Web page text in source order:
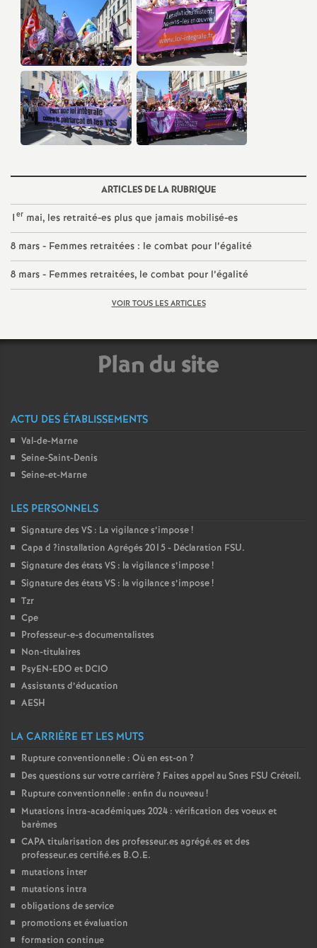
é
O
r
l
é
a
n
s
o
r
ARTICLES DE LA RUBRIQUE
1er mai, les retraité-es plus que jamais mobilisé-es
8 mars - Femmes retraitées : le combat pour l’égalité
8 mars - Femmes retraitées, le combat pour l’égalité
VOIR TOUS LES ARTICLES
Plan du site
ACTU DES ÉTABLISSEMENTS
Val-de-Marne
Seine-Saint-Denis
Seine-et-Marne
LES PERSONNELS
Signature des VS : La vigilance s’impose!
Capa d ?installation Agrégés 2015 - Déclaration FSU.
Signature des états VS : la vigilance s’impose!
Signature des états VS : la vigilance s’impose!
Tzr
Cpe
Professeur-e-s documentalistes
Non-titulaires
PsyEN-EDO et DCIO
Assistants d’éducation
AESH
LA CARRIÈRE ET LES MUTS
Rupture conventionnelle : Où en est-on ?
Des questions sur votre carrière? Faites appel au Snes FSU Créteil.
Rupture conventionnelle : enfin du nouveau!
Mutations intra-académiques 2024 : vérification des voeux et
barèmes
CAPAtitularisation des professeur.es agrégé.es et des
professeur.es certifié.es B.O.E.
mutations inter
mutations intra
obligations de service
promotions et évaluation
formation continue